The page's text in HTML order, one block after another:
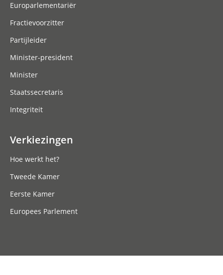
Europarlementariër
Fractievoorzitter
Partijleider
Minister-president
Minister
Staatssecretaris
Integriteit
Verkiezingen
Hoe werkt het?
Tweede Kamer
Eerste Kamer
Europees Parlement